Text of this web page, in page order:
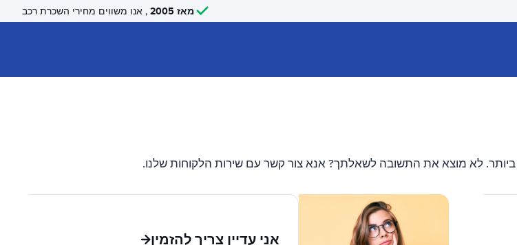
מאז 2005 , אנו משווים מחירי השכרת רכב
לא מוצא את התשובה לשאלתך? אנא צור קשר עם שירות הלקוחות שלנו.
אני עדיין צריך להזמין